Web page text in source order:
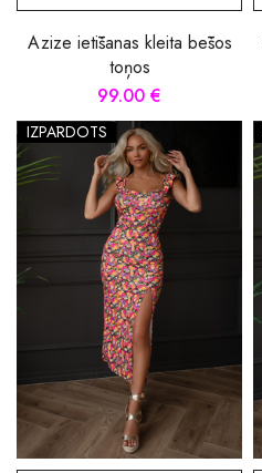
Azize ietīšanas kleita bēšos
toņos
99.00 €
IZPĀRDOTS